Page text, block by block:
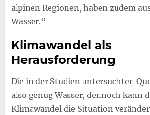
alpinen Regionen, haben zudem
Wasser.“
Klimawandel als
Herausforderung
Die in der Studien untersuchten
also genug Wasser, dennoch kann
Klimawandel die Situation